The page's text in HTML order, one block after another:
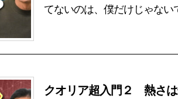
てないのは、僕だけじゃな
クオリア超入門２ 熱さ